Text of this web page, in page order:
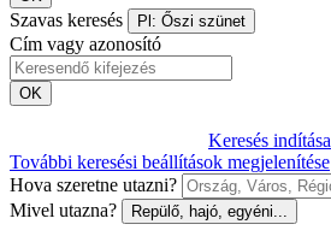
Szavas keresés Pl: Őszi szünet
Cím vagy azonosító
OK
Keresés indítása
További keresési beállítások megjelenítése
Hova szeretne utazni?
Mivel utazna?
Repülő, hajó, egyéni...